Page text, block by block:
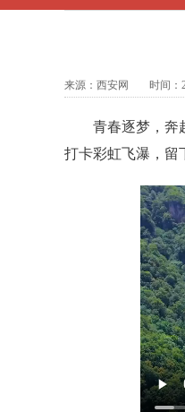
来源： 西安网 时间：
青春逐梦，奔赴
打卡彩虹飞瀑，留